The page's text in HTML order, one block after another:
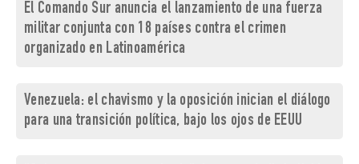
El Comando Sur anuncia el lanzamiento de una fuerza
militar conjunta con 18 países contra el crimen
organizado en Latinoamérica
Venezuela: el chavismo y la oposición inician el diálogo
para una transición política, bajo los ojos de EEUU